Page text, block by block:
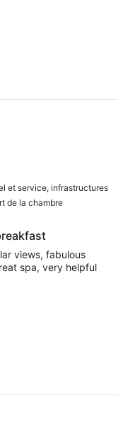
et service, infrastructures
de la chambre
views, fabulous
spa, very helpful